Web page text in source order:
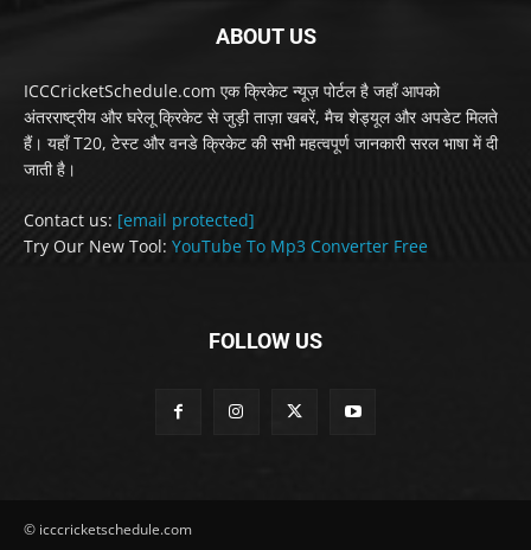
ABOUT US
ICCCricketSchedule.com एक क्रिकेट न्यूज़ पोर्टल है जहाँ आपको
अंतरराष्ट्रीय और घरेलू क्रिकेट से जुड़ी ताज़ा खबरें, मैच शेड्यूल और अपडेट मिलते
हैं। यहाँ T20, टेस्ट और वनडे क्रिकेट की सभी महत्वपूर्ण जानकारी सरल भाषा में दी
जाती है।
Contact us: [email protected]
Try Our New Tool: YouTube To Mp3 Converter Free
FOLLOW US
© icccricketschedule.com